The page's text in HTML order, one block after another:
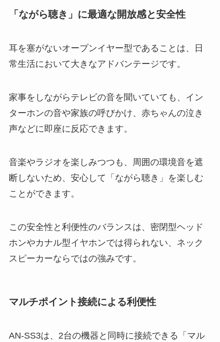
「ながら聴き」に最適な開放感と安全性
耳を塞がないオープンイヤー型であることは、日
常生活において大きなアドバンテージです。
家事をしながらテレビの音を聞いていても、イン
ターホンの音や家族の呼びかけ、赤ちゃんの泣き
声などに即座に反応できます。
音楽やラジオを楽しみつつも、周囲の環境音を遮
断しないため、安心して「ながら聴き」を楽しむ
ことができます。
この安全性と利便性のバランスは、密閉型ヘッド
ホンやカナル型イヤホンでは得られない、ネック
スピーカーならではの強みです。
マルチポイント接続による利便性
AN-SS3は、2台の機器と同時に接続できる「マル